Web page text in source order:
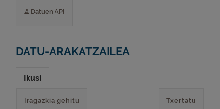
Datuen API
DATU-ARAKATZAILEA
Ikusi
Txertatu
Iragazkia gehitu